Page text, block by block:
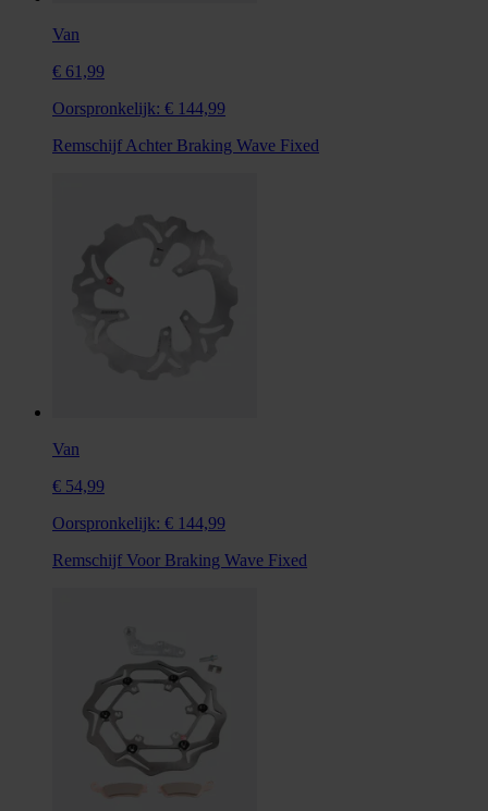
Van
€ 61,99
Oorspronkelijk: € 144,99
Remschijf Achter Braking Wave Fixed
Van
€ 54,99
Oorspronkelijk: € 144,99
Remschijf Voor Braking Wave Fixed